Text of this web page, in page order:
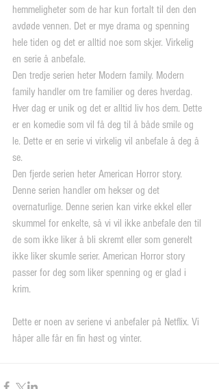
hemmeligheter som de har kun fortalt til den den
avdøde vennen. Det er mye drama og spenning
hele tiden og det er alltid noe som skjer. Virkelig
en serie å anbefale.
Den tredje serien heter Modern family. Modern
family handler om tre familier og deres hverdag.
Hver dag er unik og det er alltid liv hos dem. Dette
er en komedie som vil få deg til å både smile og
le. Dette er en serie vi virkelig vil anbefale å deg å
se.
Den fjerde serien heter American Horror story.
Denne serien handler om hekser og det
overnaturlige. Denne serien kan virke ekkel eller
skummel for enkelte, så vi vil ikke anbefale den til
de som ikke liker å bli skremt eller som generelt
ikke liker skumle serier. American Horror story
passer for deg som liker spenning og er glad i
krim.
Dette er noen av seriene vi anbefaler på Netflix. Vi
håper alle får en fin høst og vinter.